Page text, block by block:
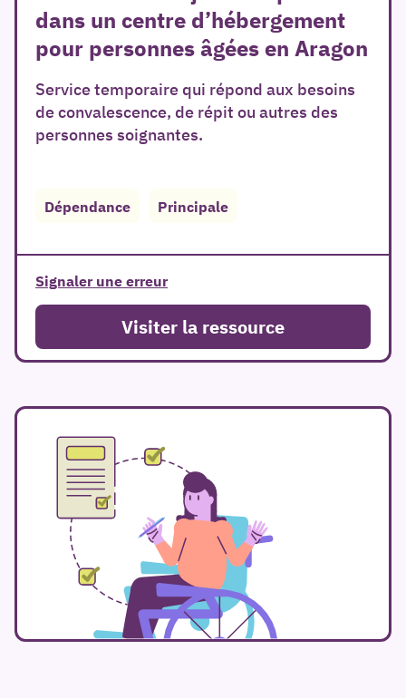
dans un centre d’hébergement
pour personnes âgées en Aragon
Service temporaire qui répond aux besoins
de convalescence, de répit ou autres des
personnes soignantes.
Dépendance Principale
Signaler une erreur
Visiter la ressource